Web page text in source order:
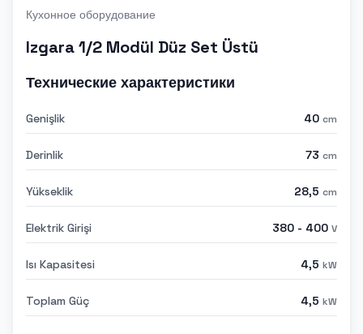
Кухонное оборудование
Izgara 1/2 Modül Düz Set Üstü
Технические характеристики
Genişlik 40 cm
Derinlik 73 cm
Yükseklik 28,5 cm
Elektrik Girişi 380 - 400 V
Isı Kapasitesi 4,5 kW
Toplam Güç 4,5 kW